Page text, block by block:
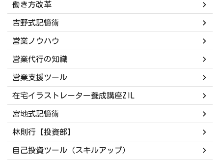
働き方改革
吉野式記憶術
営業ノウハウ
営業代行の知識
営業支援ツール
在宅イラストレーター養成講座ZIL
宮地式記憶術
林則行【投資部】
自己投資ツール（スキルアップ）